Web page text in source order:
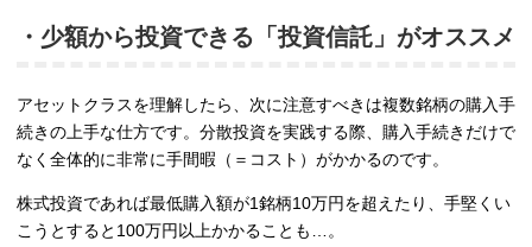
・少額から投資できる「投資信託」がオススメ
アセットクラスを理解したら、次に注意すべきは複数銘柄の購入手
続きの上手な仕方です。分散投資を実践する際、購入手続きだけで
なく全体的に非常に手間暇（＝コスト）がかかるのです。
株式投資であれば最低購入額が1銘柄10万円を超えたり、手堅くい
こうとすると100万円以上かかることも…。